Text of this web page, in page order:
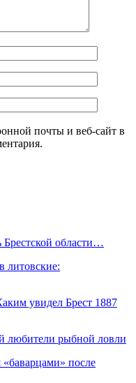
почты и веб-сайт в
Брестской области…
литовские:
увидел Брест 1887
любители рыбной ловли
после